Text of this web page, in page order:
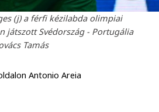
(j) a férfi kézilabda olimpiai
Svédország - Portugália
Tamás
Antonio Areia